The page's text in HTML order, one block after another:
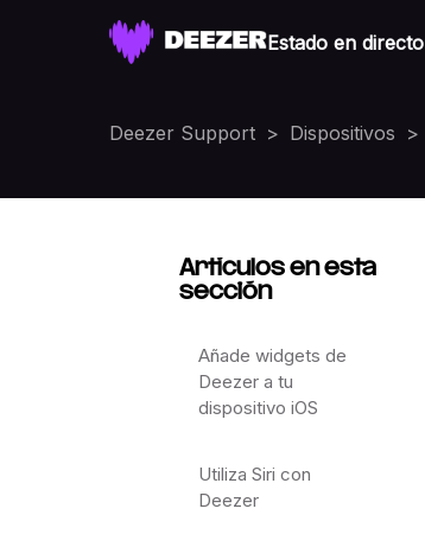
Estado en directo
Deezer Support Dispositivos
Artículos en esta
sección
Añade widgets de
Deezer a tu
dispositivo iOS
Utiliza Siri con
Deezer